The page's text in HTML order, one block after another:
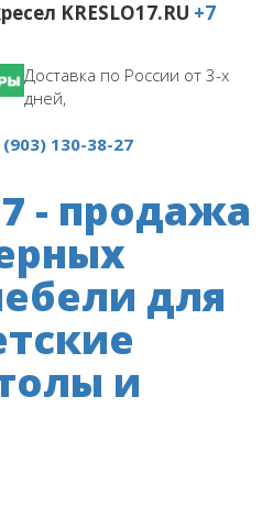
KRESLO17.RU +7
Доставка по России от 3-х
дней,
(903) 130-38-27